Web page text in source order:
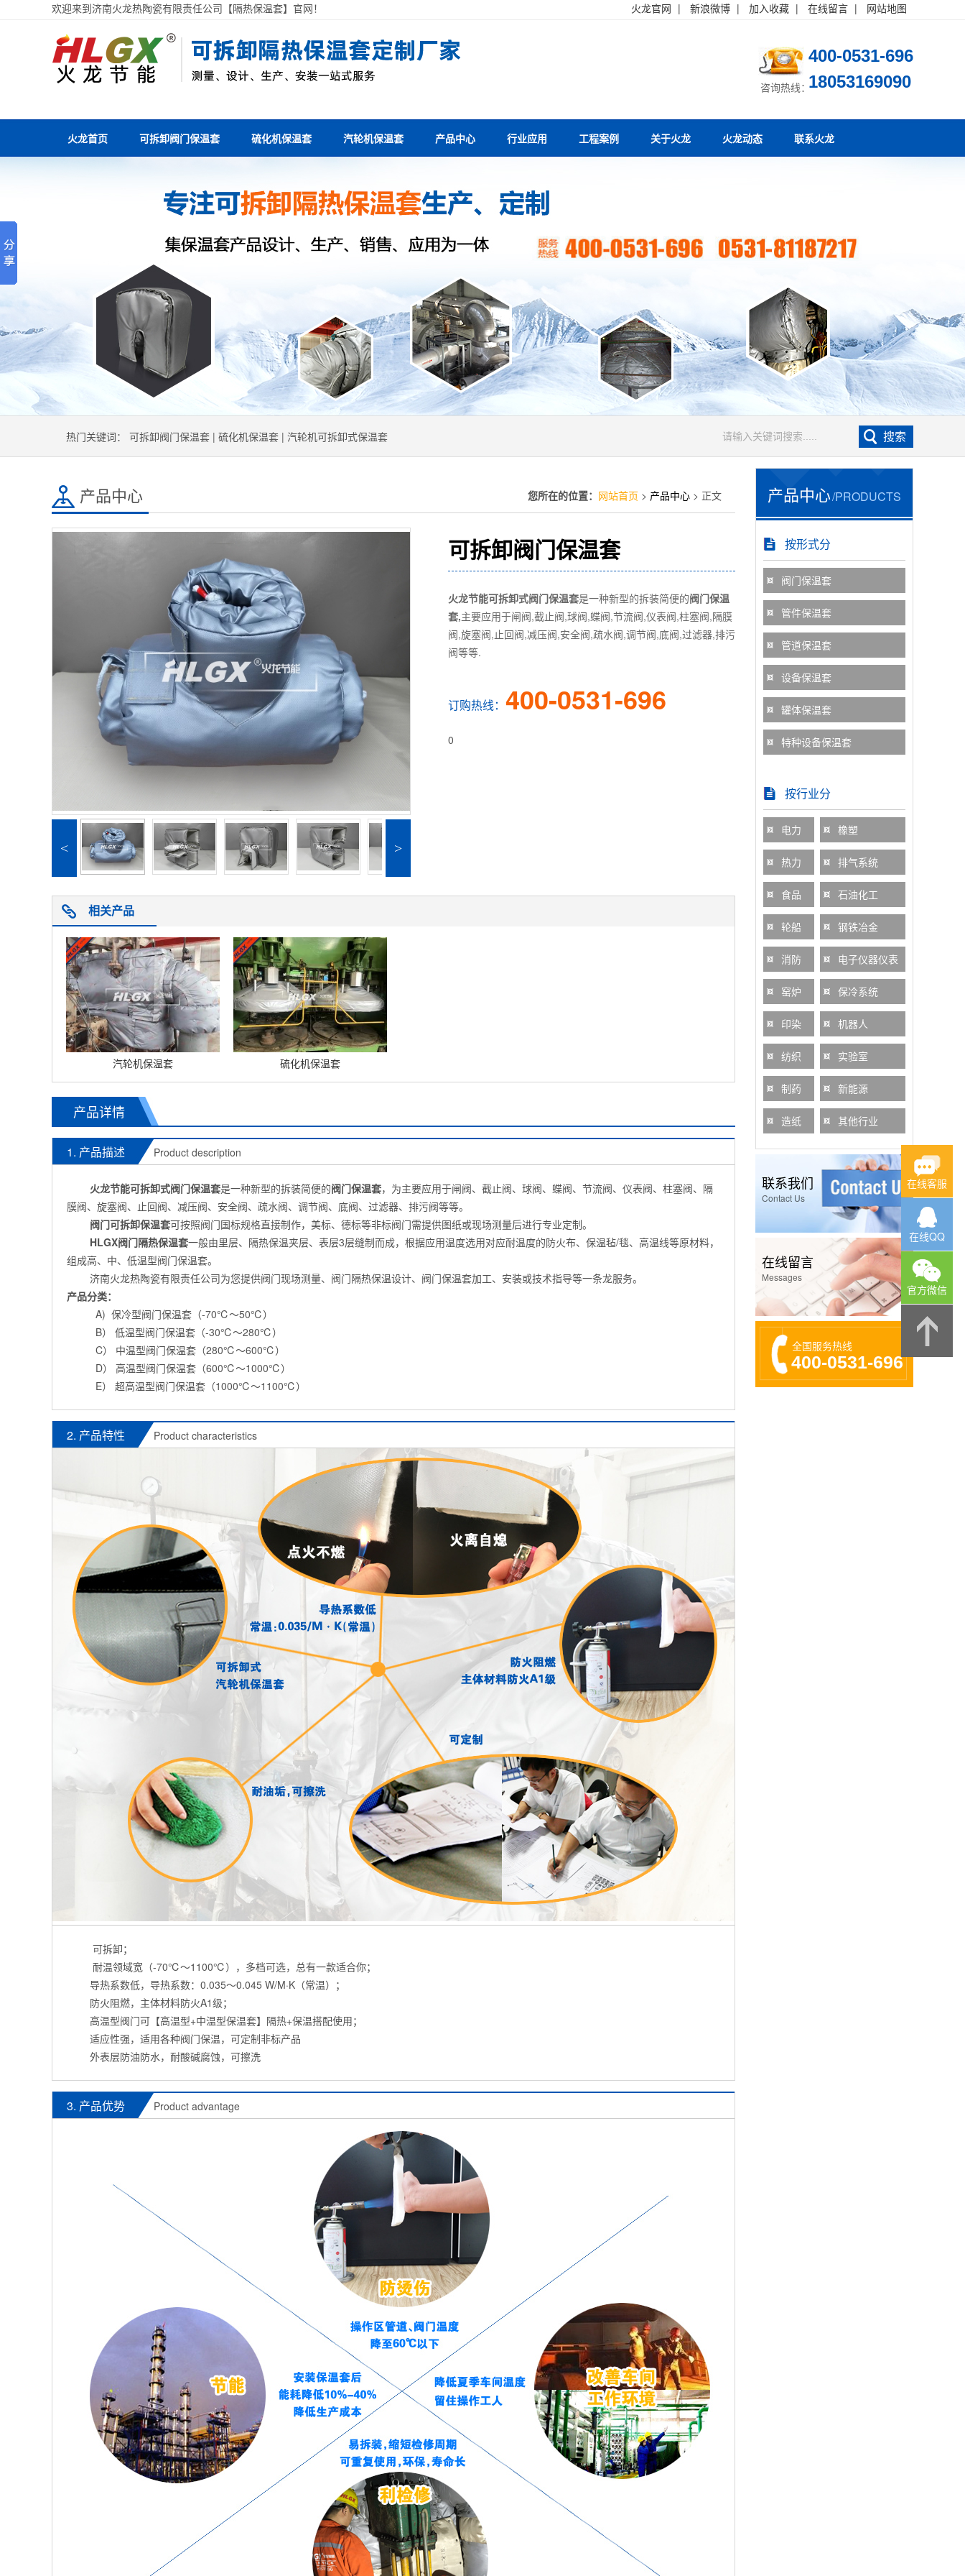
欢迎来到济南火龙热陶瓷有限责任公司【隔热保温套】官网！ 火龙官网 | 新浪微博 | 加入收藏 | 在线留言 | 网站地图
咨询热线：
400-0531-696
18053169090
火龙首页 可拆卸阀门保温套 硫化机保温套 汽轮机保温套 产品中心 行业应用 工程案例 关于火龙 火龙动态 联系火龙
热门关键词： 可拆卸阀门保温套 | 硫化机保温套 | 汽轮机可拆卸式保温套
产品中心/PRODUCTS
按形式分
阀门保温套
管件保温套
管道保温套
设备保温套
罐体保温套
特种设备保温套
按行业分
电力 橡塑
热力 排气系统
食品 石油化工
轮船 钢铁冶金
消防 电子仪器仪表
窑炉 保冷系统
印染 机器人
纺织 实验室
制药 新能源
造纸 其他行业
联系我们
Contact Us
在线留言
Messages
全国服务热线
400-0531-696
产品中心 您所在的位置： 网站首页 > 产品中心 > 正文
< >
可拆卸阀门保温套
火龙节能可拆卸式阀门保温套是一种新型的拆装简便的阀门保温
套,主要应用于闸阀,截止阀,球阀,蝶阀,节流阀,仪表阀,柱塞阀,隔膜
阀,旋塞阀,止回阀,减压阀,安全阀,疏水阀,调节阀,底阀,过滤器,排污
阀等等.
订购热线： 400-0531-696
0
相关产品
汽轮机保温套 硫化机保温套
产品详情
1. 产品描述 Product description
火龙节能可拆卸式阀门保温套是一种新型的拆装简便的阀门保温套，为主要应用于闸阀、截止阀、球阀、蝶阀、节流阀、仪表阀、柱塞阀、隔
膜阀、旋塞阀、止回阀、减压阀、安全阀、疏水阀、调节阀、底阀、过滤器、排污阀等等。
阀门可拆卸保温套可按照阀门国标规格直接制作，美标、德标等非标阀门需提供图纸或现场测量后进行专业定制。
HLGX阀门隔热保温套一般由里层、隔热保温夹层、表层3层缝制而成，根据应用温度选用对应耐温度的防火布、保温毡/毯、高温线等原材料，
组成高、中、低温型阀门保温套。
济南火龙热陶瓷有限责任公司为您提供阀门现场测量、阀门隔热保温设计、阀门保温套加工、安装或技术指导等一条龙服务。
产品分类：
A) 保冷型阀门保温套（-70℃～50℃）
B） 低温型阀门保温套（-30℃～280℃）
C） 中温型阀门保温套（280℃～600℃）
D） 高温型阀门保温套（600℃～1000℃）
E） 超高温型阀门保温套（1000℃～1100℃）
2. 产品特性 Product characteristics
可拆卸；
耐温领域宽（-70℃～1100℃），多档可选，总有一款适合你；
导热系数低，导热系数：0.035～0.045 W/M·K（常温）；
防火阻燃，主体材料防火A1级；
高温型阀门可【高温型+中温型保温套】隔热+保温搭配使用；
适应性强，适用各种阀门保温，可定制非标产品
外表层防油防水，耐酸碱腐蚀，可擦洗
3. 产品优势 Product advantage
在线客服
在线QQ
官方微信